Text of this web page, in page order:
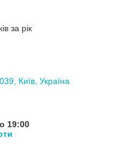
за рік
Київ, Україна
19:00